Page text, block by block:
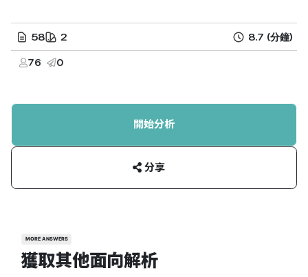
58 2 8.7 (分鐘)
76 0
開始分析
分享
MORE ANSWERS
獲取其他面向解析